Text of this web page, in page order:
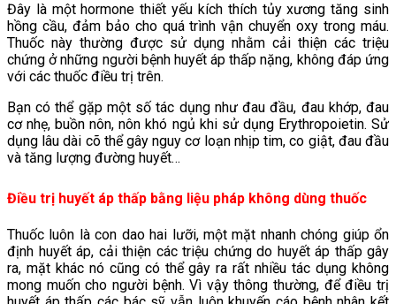
Đây là một hormone thiết yếu kích thích tủy xương tăng sinh
hồng cầu, đảm bảo cho quá trình vận chuyển oxy trong máu.
Thuốc này thường được sử dụng nhằm cải thiện các triệu
chứng ở những người bệnh huyết áp thấp nặng, không đáp ứng
với các thuốc điều trị trên.
Bạn có thể gặp một số tác dụng như đau đầu, đau khớp, đau
cơ nhẹ, buồn nôn, nôn khó ngủ khi sử dụng Erythropoietin. Sử
dụng lâu dài cõ thể gây nguy cơ loạn nhịp tim, co giật, đau đầu
và tăng lượng đường huyết…
Điều trị huyết áp thấp bằng liệu pháp không dùng thuốc
Thuốc luôn là con dao hai lưỡi, một mặt nhanh chóng giúp ổn
định huyết áp, cải thiện các triệu chứng do huyết áp thấp gây
ra, mặt khác nó cũng có thể gây ra rất nhiều tác dụng không
mong muốn cho người bệnh. Vì vậy thông thường, để điều trị